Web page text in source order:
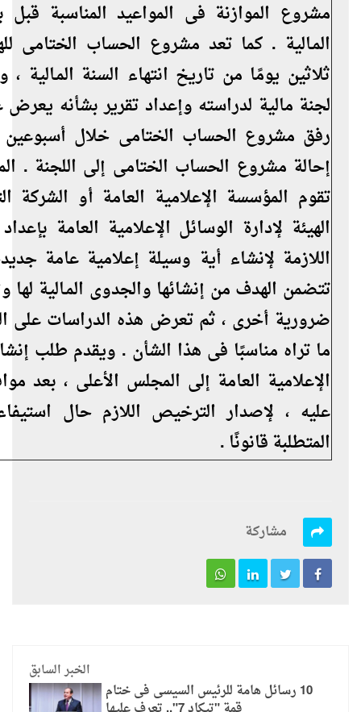
مشروع الموازنة فى المواعيد المناسبة قبل
المـالية . كما تعد مشروع الحساب الختامى
ثلاثين يومًا من تاريخ انتهاء السنة المـالية ،
لجنة مالية لدراسته وإعداد تقرير بشأنه يعرض
رفق مشروع الحساب الختامى خلال
تقوم المؤسسة الإعلامية العامة أو الشركة
الهيئة لإدارة الوسائل الإعلامية العامة
اللازمة لإنشاء أية وسيلة إعلامية عامة
تتضمن الهدف من إنشائها والجدوى المـالية لها
ضرورية أخرى ، ثم تعرض هذه الدراسات على
ما تراه مناسبًا فى هذا الشأن . ويقدم طلب
الإعلامية العامة إلى المجلس الأعلى ، بعد
عليه ، لإصدار الترخيص اللازم حال
المتطلبة قانونًا .
مشاركة
الخبر السابق
10 رسائل هامة للرئيس السيسى فى ختام